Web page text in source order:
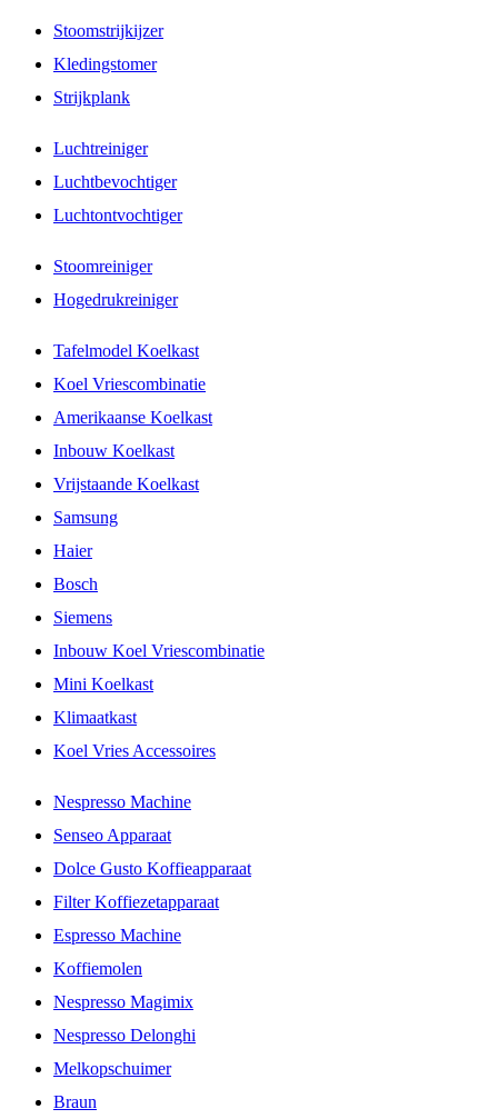
Stoomstrijkijzer
Kledingstomer
Strijkplank
Luchtreiniger
Luchtbevochtiger
Luchtontvochtiger
Stoomreiniger
Hogedrukreiniger
Tafelmodel Koelkast
Koel Vriescombinatie
Amerikaanse Koelkast
Inbouw Koelkast
Vrijstaande Koelkast
Samsung
Haier
Bosch
Siemens
Inbouw Koel Vriescombinatie
Mini Koelkast
Klimaatkast
Koel Vries Accessoires
Nespresso Machine
Senseo Apparaat
Dolce Gusto Koffieapparaat
Filter Koffiezetapparaat
Espresso Machine
Koffiemolen
Nespresso Magimix
Nespresso Delonghi
Melkopschuimer
Braun